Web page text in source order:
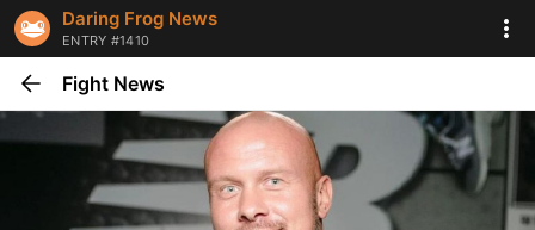
Daring Frog News
ENTRY #1410
Fight News